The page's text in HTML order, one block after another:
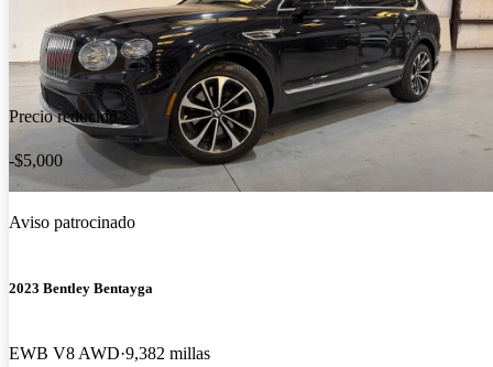
Precio reducido
-$5,000
Aviso patrocinado
2023 Bentley Bentayga
EWB V8 AWD 9,382 millas